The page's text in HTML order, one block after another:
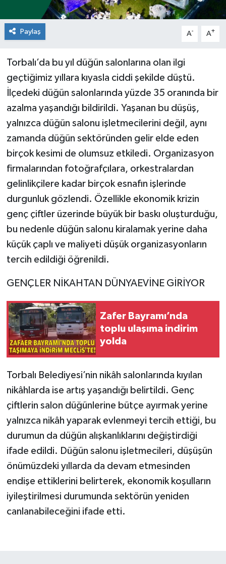
Paylaş A- A+
Torbalı’da bu yıl düğün salonlarına olan ilgi
geçtiğimiz yıllara kıyasla ciddi şekilde düştü.
İlçedeki düğün salonlarında yüzde 35 oranında bir
azalma yaşandığı bildirildi. Yaşanan bu düşüş,
yalnızca düğün salonu işletmecilerini değil, aynı
zamanda düğün sektöründen gelir elde eden
birçok kesimi de olumsuz etkiledi. Organizasyon
firmalarından fotoğrafçılara, orkestralardan
gelinlikçilere kadar birçok esnafın işlerinde
durgunluk gözlendi. Özellikle ekonomik krizin
genç çiftler üzerinde büyük bir baskı oluşturduğu,
bu nedenle düğün salonu kiralamak yerine daha
küçük çaplı ve maliyeti düşük organizasyonların
tercih edildiği öğrenildi.
GENÇLER NİKAHTAN DÜNYAEVİNE GİRİYOR
Zafer Bayramı’nda
toplu ulaşıma indirim
yolda
Torbalı Belediyesi’nin nikâh salonlarında kıyılan
nikâhlarda ise artış yaşandığı belirtildi. Genç
çiftlerin salon düğünlerine bütçe ayırmak yerine
yalnızca nikâh yaparak evlenmeyi tercih ettiği, bu
durumun da düğün alışkanlıklarını değiştirdiği
ifade edildi. Düğün salonu işletmecileri, düşüşün
önümüzdeki yıllarda da devam etmesinden
endişe ettiklerini belirterek, ekonomik koşulların
iyileştirilmesi durumunda sektörün yeniden
canlanabileceğini ifade etti.